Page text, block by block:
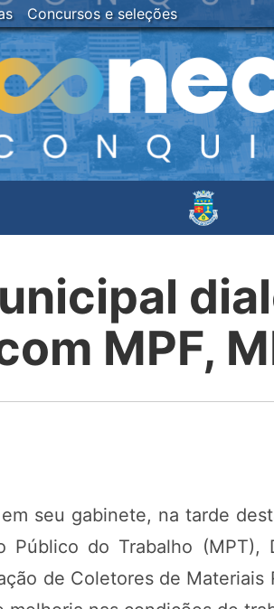
Concursos e seleções
MPF,
seu gabinete, na tarde
Público do Trabalho (MPT),
de Coletores de